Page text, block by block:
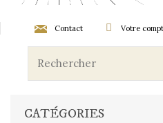
Votre
Contact
CATÉGORIES